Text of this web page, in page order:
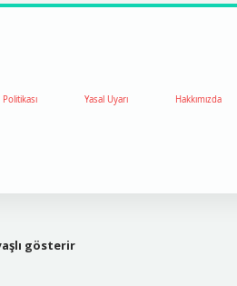
Yasal Uyarı Hakkımızda
gösterir